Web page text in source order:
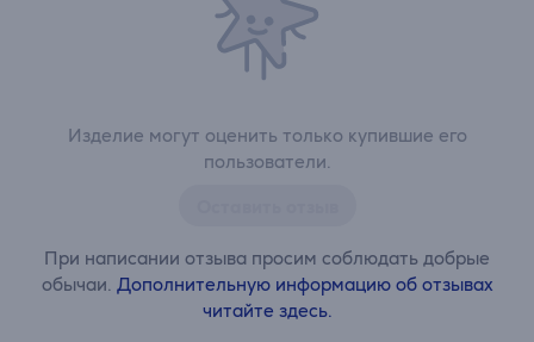
Изделие могут оценить только купившие его
пользователи.
При написании отзыва просим соблюдать добрые
обычаи. Дополнительную информацию об отзывах
читайте здесь.